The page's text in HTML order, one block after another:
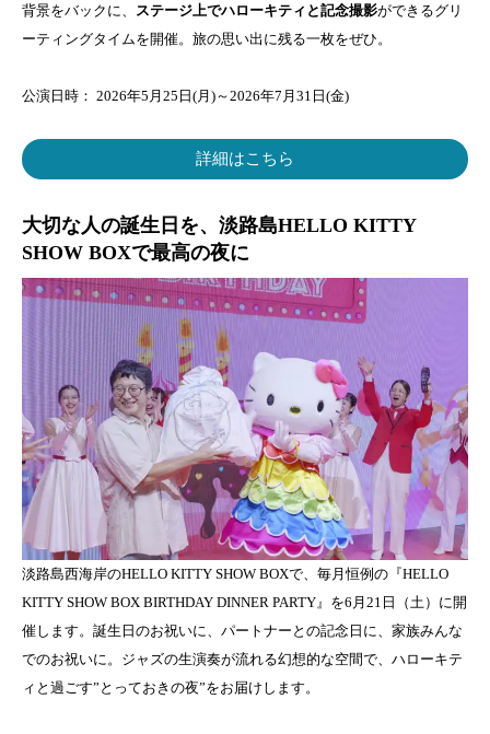
背景をバックに、
ステージ上でハローキティと記念撮影ができるグリ
ーティングタイムを開催。旅の思い出に残る一枚をぜひ。
公演日時： 2026年5月25日(月)～2026年7月31日(金)
詳細はこちら
大切な人の誕生日を、淡路島HELLO KITTY
SHOW BOXで最高の夜に
淡路島西海岸のHELLO KITTY SHOW BOXで、毎月恒例の『HELLO
KITTY SHOW BOX BIRTHDAY DINNER PARTY』を6月21日（土）に開
催します。誕生日のお祝いに、パートナーとの記念日に、家族みんな
でのお祝いに。ジャズの生演奏が流れる幻想的な空間で、ハローキテ
ィと過ごす”とっておきの夜”をお届けします。